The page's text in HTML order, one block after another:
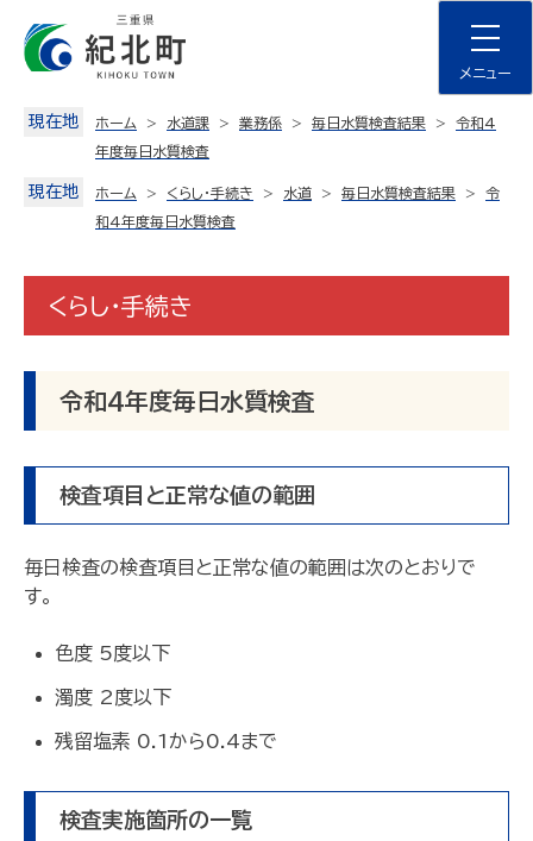
content
メニュー
現在地 ホーム 水道課 業務係 毎日水質検査結果
令和4
年度毎日水質検査
現在地 ホーム くらし・手続き 水道 毎日水質検査結果
令
和4年度毎日水質検査
くらし・手続き
令和4年度毎日水質検査
検査項目と正常な値の範囲
毎日検査の検査項目と正常な値の範囲は次のとおりで
す。
色度 5度以下
濁度 2度以下
残留塩素 0.1から0.4まで
検査実施箇所の一覧